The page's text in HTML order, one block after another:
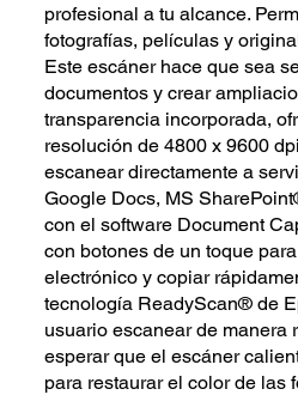
profesional a tu alcance.
fotografías, películas y
Este escáner hace que sea
documentos y crear
transparencia incorporada,
resolución de 4800 x 9600
escanear directamente a
Google Docs, MS
con el software Document
con botones de un toque
electrónico y copiar
tecnología ReadyScan® de
usuario escanear de manera
esperar que el escáner
para restaurar el color de las